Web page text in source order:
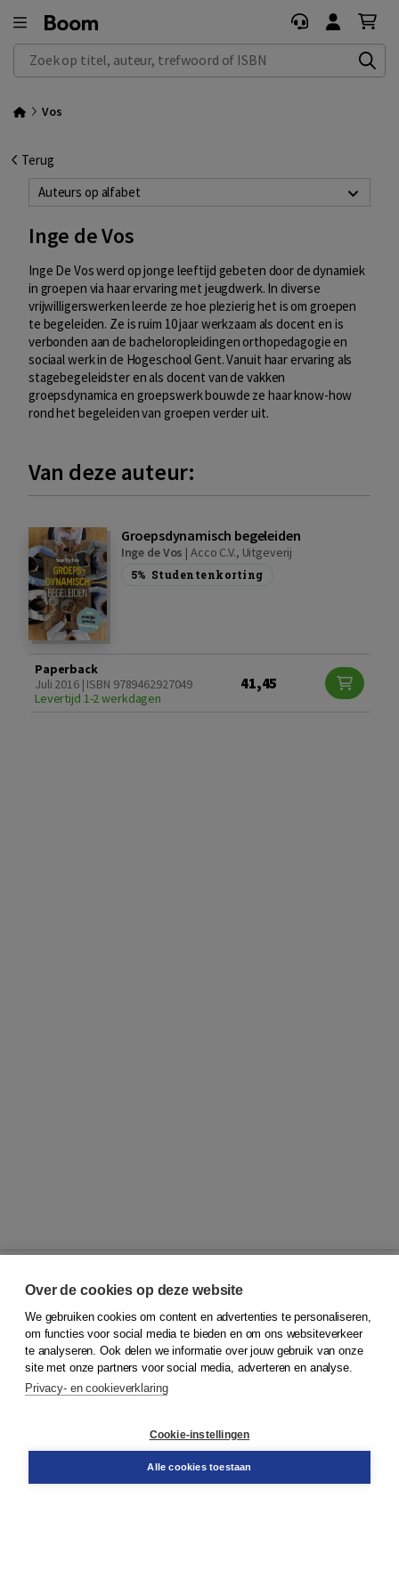
Zoek op titel, auteur, trefwoord of ISBN
Vos
Terug
Auteurs op alfabet
Inge de Vos
Inge De Vos werd op jonge leeftijd gebeten door de dynamiek
in groepen via haar ervaring met jeugdwerk. In diverse
vrijwilligerswerken leerde ze hoe plezierig het is om groepen
te begeleiden. Ze is ruim 10 jaar werkzaam als docent en is
verbonden aan de bacheloropleidingen orthopedagogie en
sociaal werk in de Hogeschool Gent. Vanuit haar ervaring als
stagebegeleidster en als docent van de vakken
groepsdynamica en groepswerk bouwde ze haar know-how
rond het begeleiden van groepen verder uit.
Van deze auteur:
Groepsdynamisch begeleiden
Inge de Vos | Acco C.V., Uitgeverij
5% Studentenkorting
Paperback
Juli 2016 | ISBN 9789462927049
Levertijd 1-2 werkdagen
41,45
© 2026Koninklijke Boom uitgevers
Klantenservice
Service & informatie
Contact
Over de cookies op deze website
We gebruiken cookies om content en advertenties te personaliseren,
om functies voor social media te bieden en om ons websiteverkeer
te analyseren. Ook delen we informatie over jouw gebruik van onze
site met onze partners voor social media, adverteren en analyse.
Privacy- en cookieverklaring
Cookie-instellingen
Alle cookies toestaan